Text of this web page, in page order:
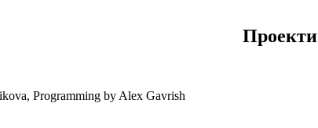
Programming by Alex Gavrish